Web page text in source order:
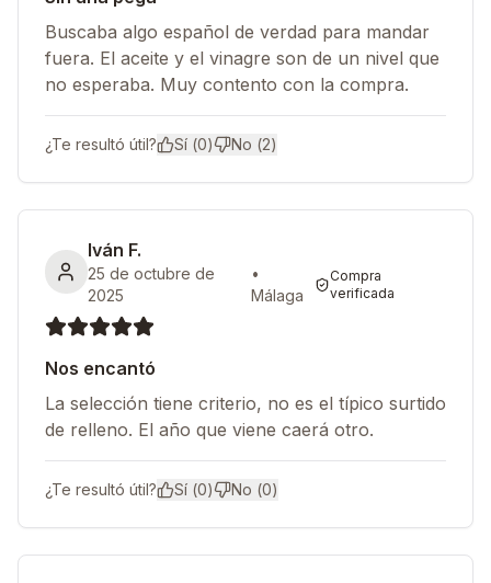
Buscaba algo español de verdad para mandar
fuera. El aceite y el vinagre son de un nivel que
no esperaba. Muy contento con la compra.
¿Te resultó útil? Sí (0) No (2)
Iván F.
25 de octubre de
2025
•
Málaga
Compra
verificada
Nos encantó
La selección tiene criterio, no es el típico surtido
de relleno. El año que viene caerá otro.
¿Te resultó útil? Sí (0) No (0)